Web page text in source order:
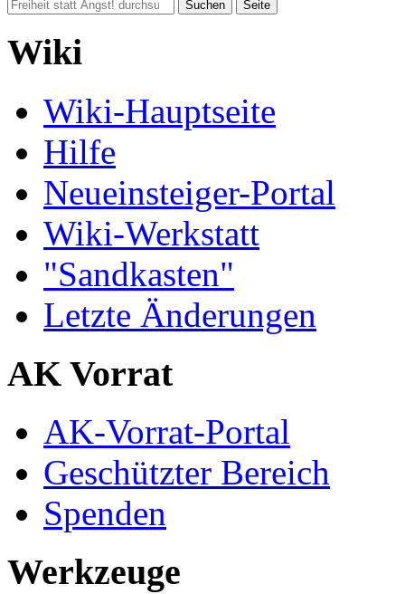
Wiki
Wiki-Hauptseite
Hilfe
Neueinsteiger-Portal
Wiki-Werkstatt
"Sandkasten"
Letzte Änderungen
AK Vorrat
AK-Vorrat-Portal
Geschützter Bereich
Spenden
Werkzeuge